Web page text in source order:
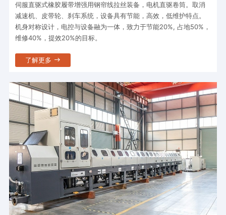
伺服直驱式橡胶履带增强用钢帘线拉丝装备，电机直驱卷筒。取消
减速机、皮带轮、刹车系统，设备具有节能，高效，低维护特点。
机身对称设计，电控与设备融为一体，致力于节能20%, 占地50%，
维修40%，提效20%的目标。
了解更多